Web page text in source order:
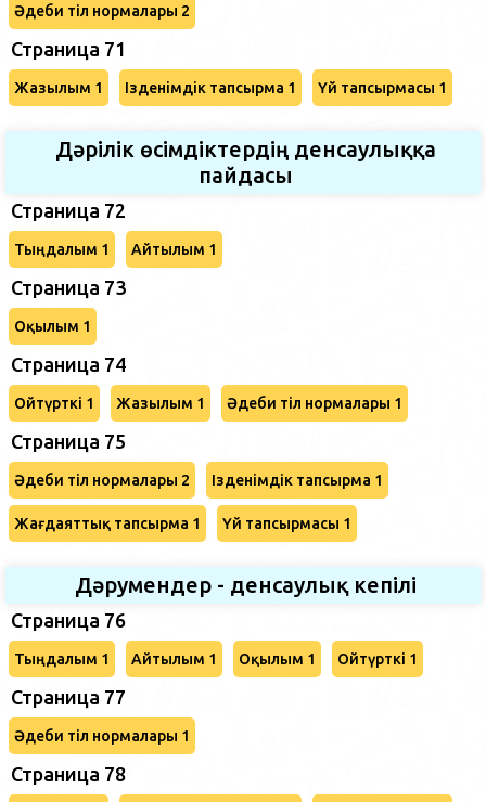
Әдеби тіл нормалары 2
Страница 71
Жазылым 1 Ізденімдік тапсырма 1 Үй тапсырмасы 1
Дәрілік өсімдіктердің денсаулыққа
пайдасы
Страница 72
Тыңдалым 1 Айтылым 1
Страница 73
Оқылым 1
Страница 74
Ойтүрткі 1 Жазылым 1 Әдеби тіл нормалары 1
Страница 75
Әдеби тіл нормалары 2 Ізденімдік тапсырма 1
Жағдаяттық тапсырма 1 Үй тапсырмасы 1
Дәрумендер - денсаулық кепілі
Страница 76
Тыңдалым 1 Айтылым 1 Оқылым 1 Ойтүрткі 1
Страница 77
Әдеби тіл нормалары 1
Страница 78